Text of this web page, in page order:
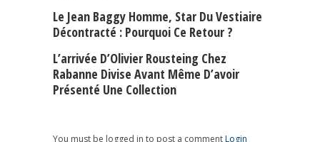
Le Jean Baggy Homme, Star Du Vestiaire
Décontracté : Pourquoi Ce Retour ?
L’arrivée D’Olivier Rousteing Chez
Rabanne Divise Avant Même D’avoir
Présenté Une Collection
You must be logged in to post a commentLogin